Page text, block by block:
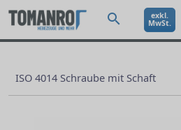
exkl.
MwSt.
ISO 4014 Schraube mit Schaft